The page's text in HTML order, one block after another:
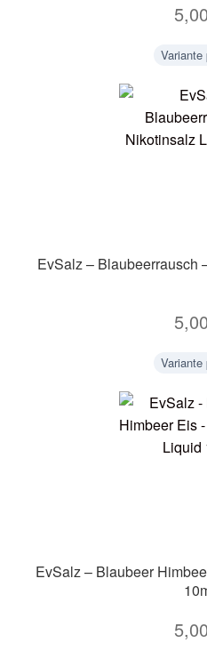
5,00
Variante
EvSalz – Blaubeerrausch
5,00
Variante
EvSalz – Blaubeer
5,00